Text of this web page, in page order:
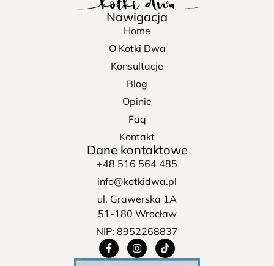
Nawigacja
Home
O Kotki Dwa
Konsultacje
Blog
Opinie
Faq
Kontakt
Dane kontaktowe
+48 516 564 485
info@kotkidwa.pl
ul. Grawerska 1A
51-180 Wrocław
NIP: 8952268837